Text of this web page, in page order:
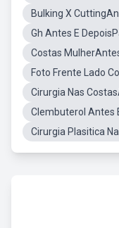
Bulking X
Gh Antes E
Costas
Foto Frente Lado
Cirurgia Nas
Clembuterol Antes
Cirurgia Plasitica